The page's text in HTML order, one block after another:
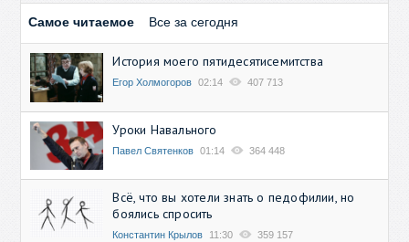
Самое читаемое Все за сегодня
История моего пятидесятисемитства
Егор Холмогоров 02:14 407 713
Уроки Навального
Павел Святенков 01:14 364 448
Всё, что вы хотели знать о педофилии, но
боялись спросить
Константин Крылов 11:30 359 157